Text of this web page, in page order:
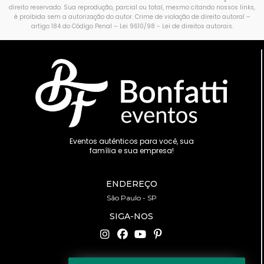
direito reservado. Sua reprodução, parcial ou total, mesmo citando nossos links,
é proibida sem a autorização do autor. Crime de violação de direito autoral –
artigo 184 do Código Penal – Lei 9610/98 - Lei de direitos autorais.
Eventos autênticos para você, sua
família e sua empresa!
ENDEREÇO
São Paulo - SP
SIGA-NOS